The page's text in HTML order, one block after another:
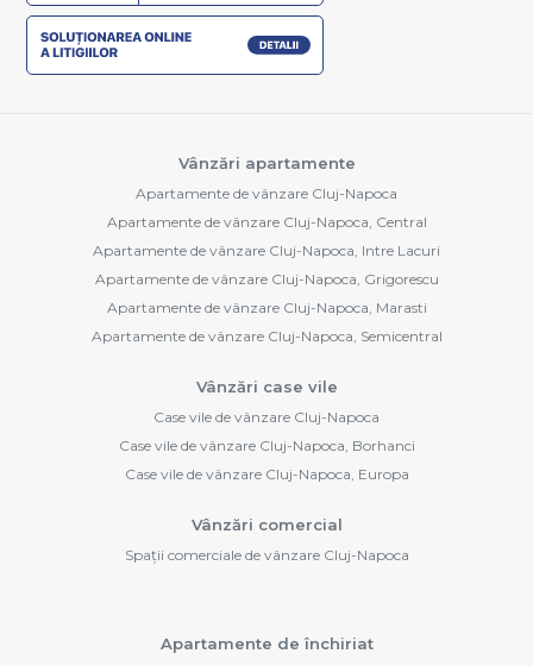
Vânzări apartamente
Apartamente de vânzare Cluj-Napoca
Apartamente de vânzare Cluj-Napoca, Central
Apartamente de vânzare Cluj-Napoca, Intre Lacuri
Apartamente de vânzare Cluj-Napoca, Grigorescu
Apartamente de vânzare Cluj-Napoca, Marasti
Apartamente de vânzare Cluj-Napoca, Semicentral
Vânzări case vile
Case vile de vânzare Cluj-Napoca
Case vile de vânzare Cluj-Napoca, Borhanci
Case vile de vânzare Cluj-Napoca, Europa
Vânzări comercial
Spații comerciale de vânzare Cluj-Napoca
Apartamente de închiriat